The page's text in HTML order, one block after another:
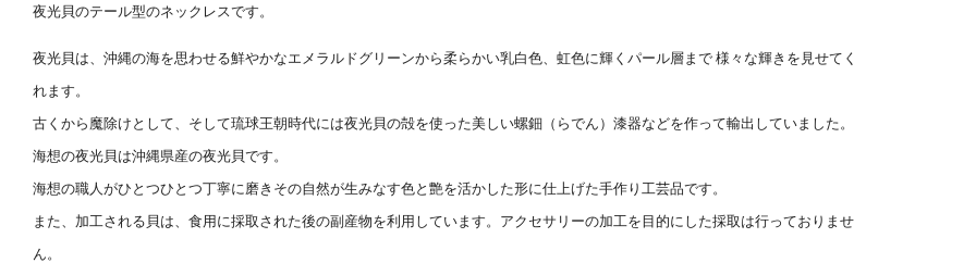
夜光貝のテール型のネックレスです。
夜光貝は、沖縄の海を思わせる鮮やかなエメラルドグリーンから柔らかい乳白色、虹色に輝くパール層まで 様々な輝きを見せてく
れます。
古くから魔除けとして、そして琉球王朝時代には夜光貝の殻を使った美しい螺鈿（らでん）漆器などを作って輸出していました。
海想の夜光貝は沖縄県産の夜光貝です。
海想の職人がひとつひとつ丁寧に磨きその自然が生みなす色と艶を活かした形に仕上げた手作り工芸品です。
また、加工される貝は、食用に採取された後の副産物を利用しています。アクセサリーの加工を目的にした採取は行っておりませ
ん。